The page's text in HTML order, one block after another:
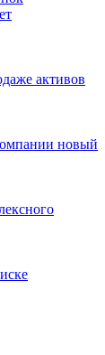
активов
новый